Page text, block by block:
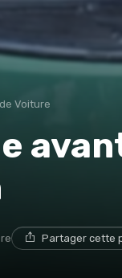
Voiture
Partager cette